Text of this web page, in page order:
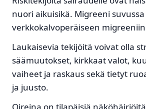
nuori aikuisikä. Migreeni
verkkokalvoperäiseen
Laukaisevia tekijöitä voivat olla
säämuutokset, kirkkaat valot,
vaiheet ja raskaus sekä tietyt
ja juusto.
Oireina on tilapäisiä